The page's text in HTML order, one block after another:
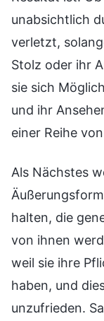
Als Nächstes
halten, die
von ihnen
weil sie ihre
haben, und
unzufrieden.